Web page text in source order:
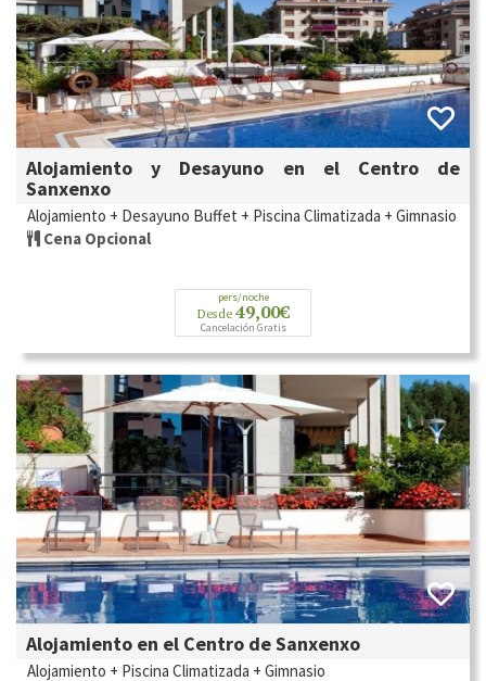
Alojamiento y Desayuno en el Centro de
Sanxenxo
Alojamiento + Desayuno Buffet + Piscina Climatizada + Gimnasio
Cena Opcional
pers/noche
Desde 49,00€
Cancelación Gratis
Alojamiento en el Centro de Sanxenxo
Alojamiento + Piscina Climatizada + Gimnasio